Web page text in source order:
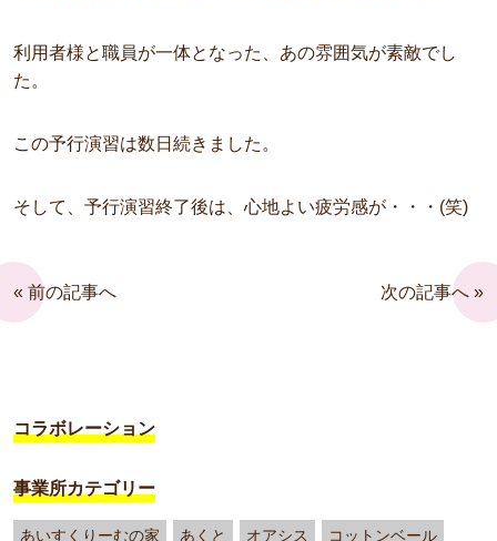
利用者様と職員が一体となった、あの雰囲気が素敵でし
た。
この予行演習は数日続きました。
そして、予行演習終了後は、心地よい疲労感が・・・(笑)
« 前の記事へ 次の記事へ »
コラボレーション
事業所カテゴリー
あいすくりーむの家 あくと オアシス コットンベール